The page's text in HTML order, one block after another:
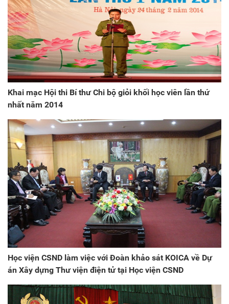
Khai mạc Hội thi Bí thư Chi bộ giỏi khối học viên lần thứ
nhất năm 2014
Học viện CSND làm việc với Đoàn khảo sát KOICA về Dự
án Xây dựng Thư viện điện tử tại Học viện CSND